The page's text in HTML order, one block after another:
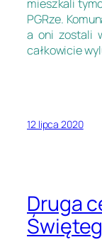
mieszkali
PGRze.
a oni zostali
całkowicie
12 lipca 2020
Druga